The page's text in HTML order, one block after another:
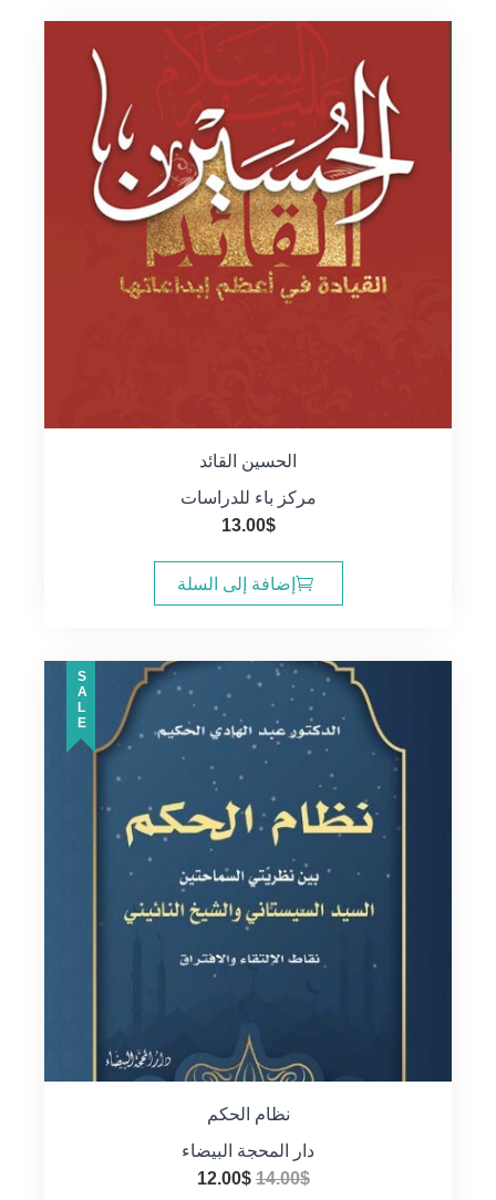
الحسين القائد
مركز باء للدراسات
13.00$
إضافة إلى السلة
SALE
نظام الحكم
دار المحجة البيضاء
14.00$
السعر
12.00$